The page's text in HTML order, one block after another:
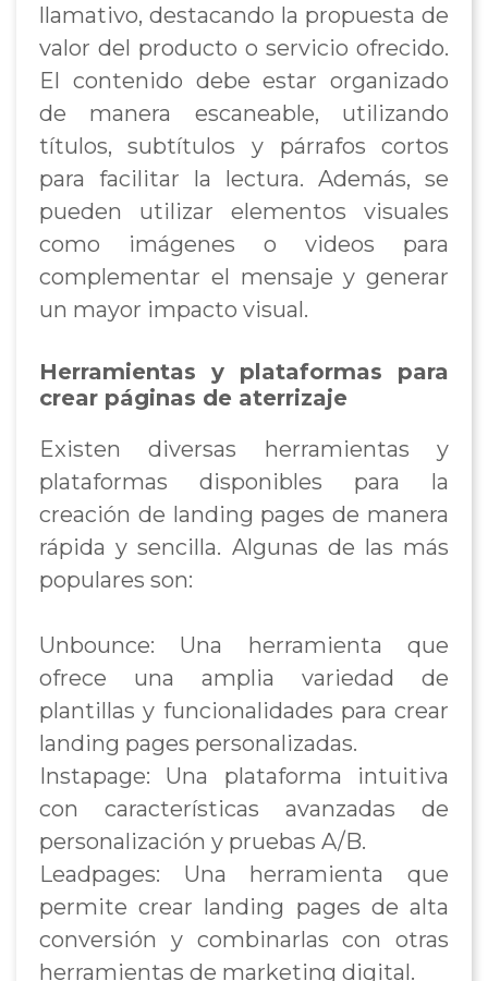
llamativo, destacando la propuesta de
valor del producto o servicio ofrecido.
El contenido debe estar organizado
de manera escaneable, utilizando
títulos, subtítulos y párrafos cortos
para facilitar la lectura. Además, se
pueden utilizar elementos visuales
como imágenes o videos para
complementar el mensaje y generar
un mayor impacto visual.
Herramientas y plataformas para
crear páginas de aterrizaje
Existen diversas herramientas y
plataformas disponibles para la
creación de landing pages de manera
rápida y sencilla. Algunas de las más
populares son:
Unbounce: Una herramienta que
ofrece una amplia variedad de
plantillas y funcionalidades para crear
landing pages personalizadas.
Instapage: Una plataforma intuitiva
con características avanzadas de
personalización y pruebas A/B.
Leadpages: Una herramienta que
permite crear landing pages de alta
conversión y combinarlas con otras
herramientas de marketing digital.